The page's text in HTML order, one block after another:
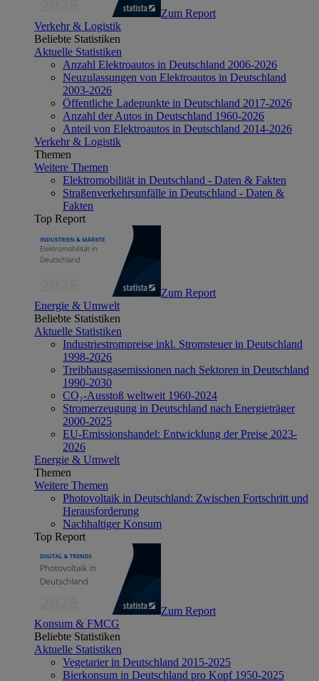
Zum Report
Verkehr & Logistik
Beliebte Statistiken
Aktuelle Statistiken
Anzahl Elektroautos in Deutschland 2006-2026
Neuzulassungen von Elektroautos in Deutschland
2003-2026
Öffentliche Ladepunkte in Deutschland 2017-2026
Anzahl der Autos in Deutschland 1960-2026
Anteil von Elektroautos in Deutschland 2014-2026
Verkehr & Logistik
Themen
Weitere Themen
Elektromobilität in Deutschland - Daten & Fakten
Straßenverkehrsunfälle in Deutschland - Daten &
Fakten
Top Report
Zum Report
Energie & Umwelt
Beliebte Statistiken
Aktuelle Statistiken
Industriestrompreise inkl. Stromsteuer in Deutschland
1998-2026
Treibhausgasemissionen nach Sektoren in Deutschland
1990-2030
CO₂-Ausstoß weltweit 1960-2024
Stromerzeugung in Deutschland nach Energieträger
2000-2025
EU-Emissionshandel: Entwicklung der Preise 2023-
2026
Energie & Umwelt
Themen
Weitere Themen
Photovoltaik in Deutschland: Zwischen Fortschritt und
Herausforderung
Nachhaltiger Konsum
Top Report
Zum Report
Konsum & FMCG
Beliebte Statistiken
Aktuelle Statistiken
Vegetarier in Deutschland 2015-2025
Bierkonsum in Deutschland pro Kopf 1950-2025